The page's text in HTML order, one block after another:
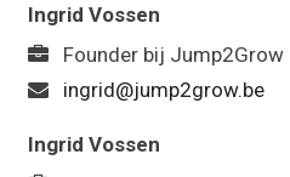
Ingrid Vossen
Founder bij Jump2Grow
ingrid@jump2grow.be
Ingrid Vossen